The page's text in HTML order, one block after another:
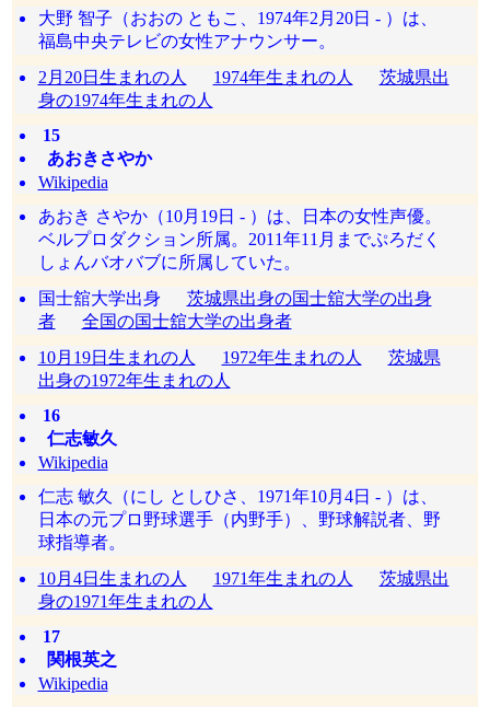
大野 智子（おおの ともこ、1974年2月20日 - ）は、
福島中央テレビの女性アナウンサー。
2月20日生まれの人
1974年生まれの人
茨城県出
身の1974年生まれの人
15
あおきさやか
Wikipedia
あおき さやか（10月19日 - ）は、日本の女性声優。
ベルプロダクション所属。2011年11月までぷろだく
しょんバオバブに所属していた。
国士舘大学出身 茨城県出身の国士舘大学の出身
者
全国の国士舘大学の出身者
10月19日生まれの人
1972年生まれの人
茨城県
出身の1972年生まれの人
16
仁志敏久
Wikipedia
仁志 敏久（にし としひさ、1971年10月4日 - ）は、
日本の元プロ野球選手（内野手）、野球解説者、野
球指導者。
10月4日生まれの人
1971年生まれの人
茨城県出
身の1971年生まれの人
17
関根英之
Wikipedia